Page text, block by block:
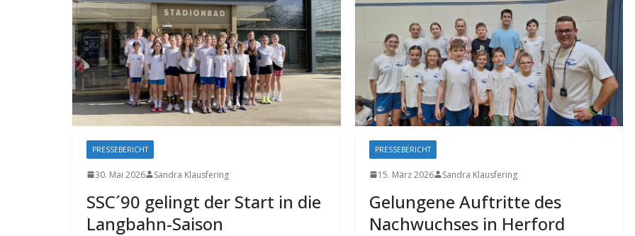
PRESSEBERICHT
30. Mai 2026 Sandra Klausfering
SSC´90 gelingt der Start in die
Langbahn-Saison
PRESSEBERICHT
15. März 2026 Sandra Klausfering
Gelungene Auftritte des
Nachwuchses in Herford